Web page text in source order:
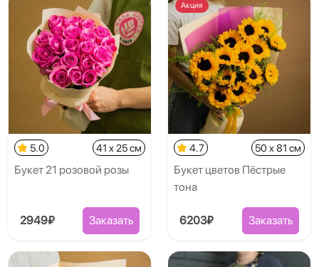
5.0 41 x 25 см
Букет 21 розовой розы
2949₽ Заказать
Акция
4.7 50 x 81 см
Букет цветов Пёстрые
тона
6203₽ Заказать